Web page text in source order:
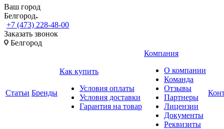
Ваш город
Белгород
+7 (473) 228-48-00
Заказать звонок
Белгород
Статьи Бренды
Как купить
Условия оплаты
Условия доставки
Гарантия на товар
Компания
О компании
Команда
Отзывы
Партнеры
Лицензии
Документы
Реквизиты